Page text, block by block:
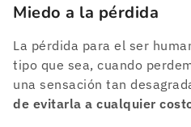
Miedo a la pérdida
La pérdida para el ser
tipo que sea, cuando
una sensación tan
de evitarla a cualquier